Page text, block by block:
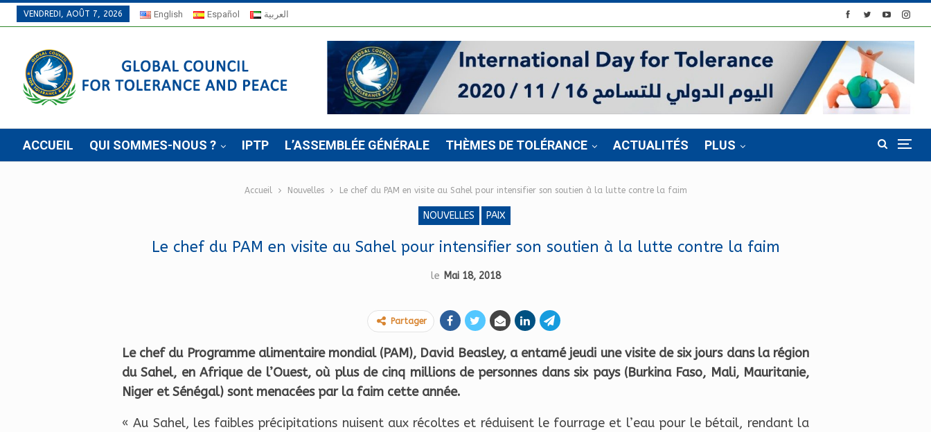
VENDREDI, AOÛT 7, 2026 English Español العربية
ACCUEIL QUI SOMMES-NOUS ? IPTP L’ASSEMBLÉE GÉNÉRALE THÈMES DE TOLÉRANCE ACTUALITÉS PLUS
Accueil Nouvelles Le chef du PAM en visite au Sahel pour intensifier son soutien à la lutte contre la faim
NOUVELLES PAIX
Le chef du PAM en visite au Sahel pour intensifier son soutien à la lutte contre la faim
le Mai 18, 2018
Partager
Le chef du Programme alimentaire mondial (PAM), David Beasley, a entamé jeudi une visite de six jours dans la région
du Sahel, en Afrique de l’Ouest, où plus de cinq millions de personnes dans six pays (Burkina Faso, Mali, Mauritanie,
Niger et Sénégal) sont menacées par la faim cette année.
« Au Sahel, les faibles précipitations nuisent aux récoltes et réduisent le fourrage et l’eau pour le bétail, rendant la